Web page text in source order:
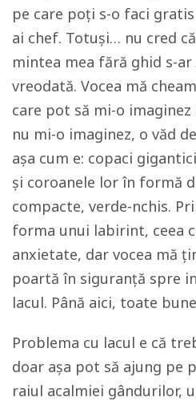
pe care poți s-o faci
ai chef. Totuși… nu cred
mintea mea fără ghid s-
vreodată. Vocea mă
care pot să mi-o imaginez
nu mi-o imaginez, o văd
așa cum e: copaci
și coroanele lor în formă
compacte, verde-nchis.
forma unui labirint, ceea
anxietate, dar vocea mă
poartă în siguranță spre
lacul. Până aici, toate
Problema cu lacul e că
doar așa pot să ajung pe
raiul acalmiei gândurilor,